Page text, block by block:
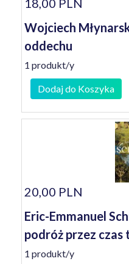
18,00 PLN
Wojciech
oddechu
1 produkt/y
Dodaj do Koszyka
20,00 PLN
Eric-Emmanuel
podróż przez czas
1 produkt/y